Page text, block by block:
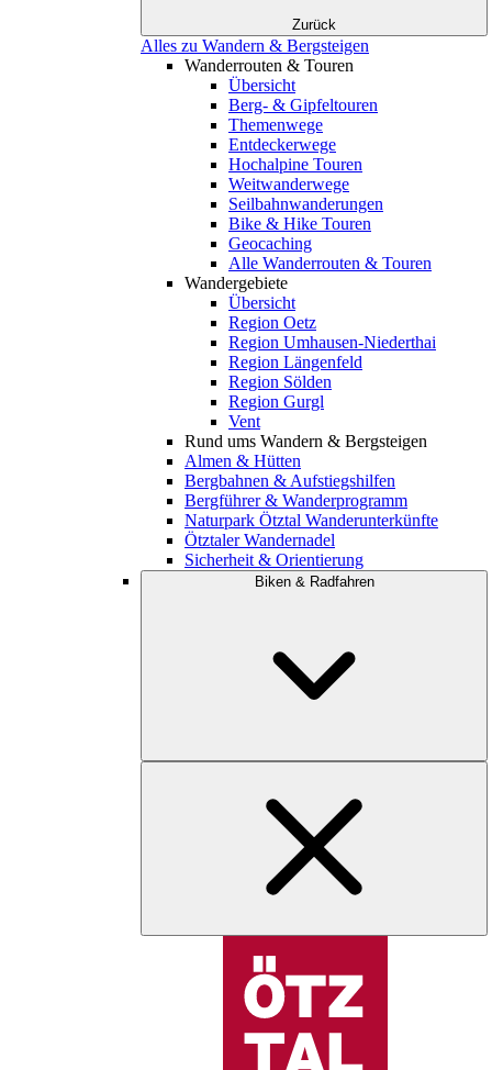
Zurück
Alles zu Wandern & Bergsteigen
Wanderrouten & Touren
Übersicht
Berg- & Gipfeltouren
Themenwege
Entdeckerwege
Hochalpine Touren
Weitwanderwege
Seilbahnwanderungen
Bike & Hike Touren
Geocaching
Alle Wanderrouten & Touren
Wandergebiete
Übersicht
Region Oetz
Region Umhausen-Niederthai
Region Längenfeld
Region Sölden
Region Gurgl
Vent
Rund ums Wandern & Bergsteigen
Almen & Hütten
Bergbahnen & Aufstiegshilfen
Bergführer & Wanderprogramm
Naturpark Ötztal Wanderunterkünfte
Ötztaler Wandernadel
Sicherheit & Orientierung
Biken & Radfahren